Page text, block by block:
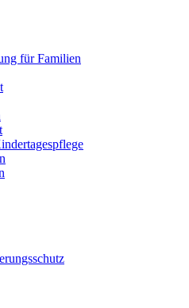
für Familien